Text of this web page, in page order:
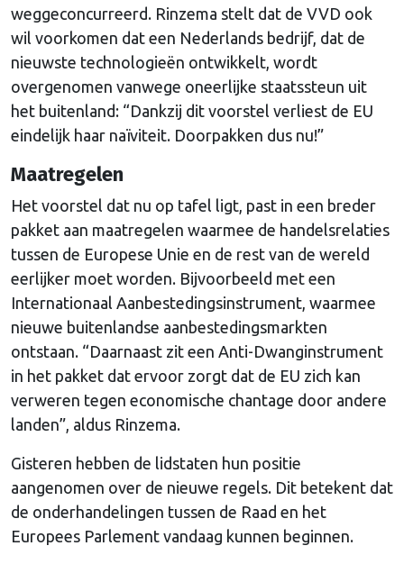
weggeconcurreerd. Rinzema stelt dat de VVD ook
wil voorkomen dat een Nederlands bedrijf, dat de
nieuwste technologieën ontwikkelt, wordt
overgenomen vanwege oneerlijke staatssteun uit
het buitenland: “Dankzij dit voorstel verliest de EU
eindelijk haar naïviteit. Doorpakken dus nu!”
Maatregelen
Het voorstel dat nu op tafel ligt, past in een breder
pakket aan maatregelen waarmee de handelsrelaties
tussen de Europese Unie en de rest van de wereld
eerlijker moet worden. Bijvoorbeeld met een
Internationaal Aanbestedingsinstrument, waarmee
nieuwe buitenlandse aanbestedingsmarkten
ontstaan. “Daarnaast zit een Anti-Dwanginstrument
in het pakket dat ervoor zorgt dat de EU zich kan
verweren tegen economische chantage door andere
landen”, aldus Rinzema.
Gisteren hebben de lidstaten hun positie
aangenomen over de nieuwe regels. Dit betekent dat
de onderhandelingen tussen de Raad en het
Europees Parlement vandaag kunnen beginnen.